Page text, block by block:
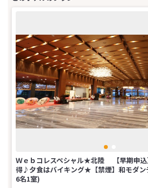
Ｗｅｂコレスペシャル★北陸 【早期申込
得♪夕食はバイキング★【禁煙】和モダン
6名1室)